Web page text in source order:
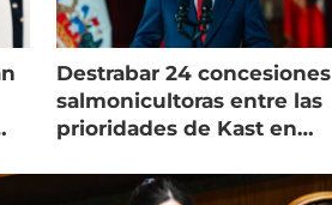
Destrabar 24 concesiones
salmonicultoras entre las
prioridades de Kast en